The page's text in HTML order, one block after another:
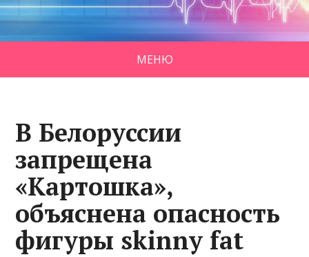
МЕНЮ
В Белоруссии
запрещена
«Картошка»,
объяснена опасность
фигуры skinny fat